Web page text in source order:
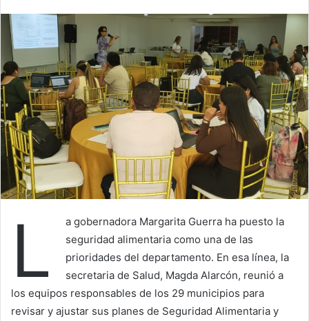
L
a gobernadora Margarita Guerra ha puesto la
seguridad alimentaria como una de las
prioridades del departamento. En esa línea, la
secretaria de Salud, Magda Alarcón, reunió a
los equipos responsables de los 29 municipios para
revisar y ajustar sus planes de Seguridad Alimentaria y